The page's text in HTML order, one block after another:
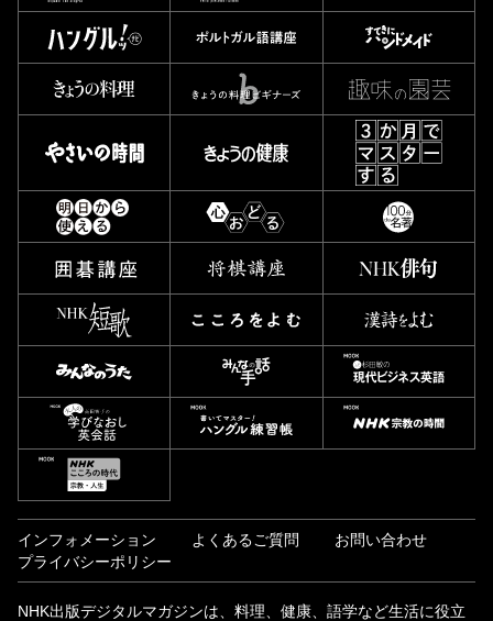
インフォメーション よくあるご質問
お問い合わせ
プライバシーポリシー
NHK出版デジタルマガジンは、料理、健康、語学など生活に役立